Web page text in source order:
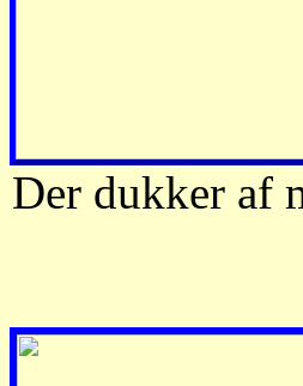
Der dukker af